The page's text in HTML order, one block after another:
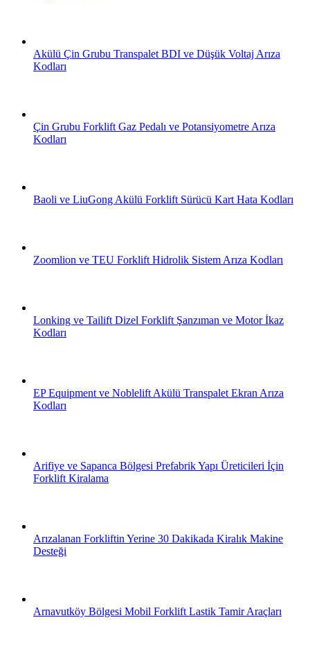
Akülü Çin Grubu Transpalet BDI ve Düşük Voltaj Arıza
Kodları
Çin Grubu Forklift Gaz Pedalı ve Potansiyometre Arıza
Kodları
Baoli ve LiuGong Akülü Forklift Sürücü Kart Hata Kodları
Zoomlion ve TEU Forklift Hidrolik Sistem Arıza Kodları
Lonking ve Tailift Dizel Forklift Şanzıman ve Motor İkaz
Kodları
EP Equipment ve Noblelift Akülü Transpalet Ekran Arıza
Kodları
Arifiye ve Sapanca Bölgesi Prefabrik Yapı Üreticileri İçin
Forklift Kiralama
Arızalanan Forkliftin Yerine 30 Dakikada Kiralık Makine
Desteği
Arnavutköy Bölgesi Mobil Forklift Lastik Tamir Araçları